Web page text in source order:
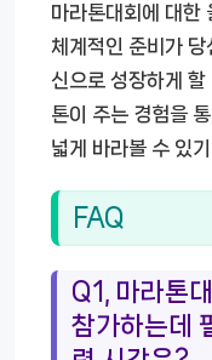
마라톤대회에 대한
체계적인 준비가
신으로 성장하게
톤이 주는 경험을
넓게 바라볼 수 있
FAQ
Q1, 마라톤
참가하는데